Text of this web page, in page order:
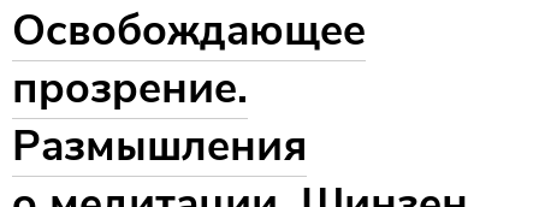
Освобождающее
прозрение.
Размышления